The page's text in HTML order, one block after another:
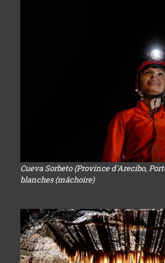
Cueva Sorbeto (Province d'Arecibo,
blanches (mâchoire)